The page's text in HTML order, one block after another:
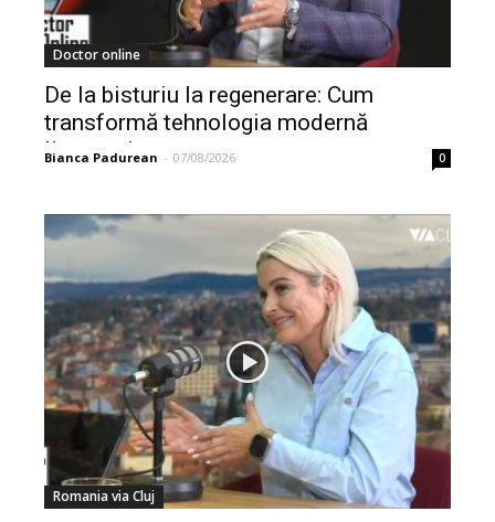
Doctor online
De la bisturiu la regenerare: Cum
transformă tehnologia modernă
liposucția –...
Bianca Padurean - 07/08/2026 0
Romania via Cluj